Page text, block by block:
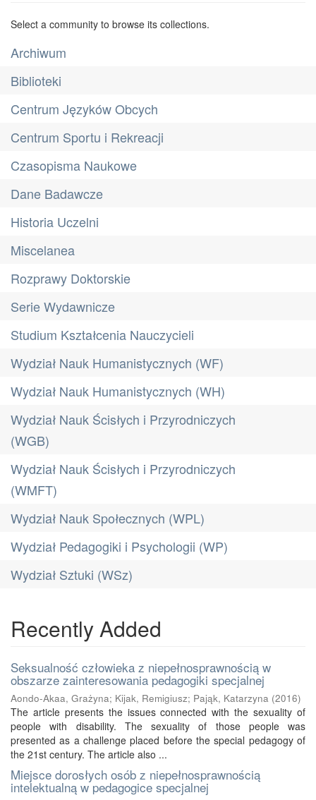
Select a community to browse its collections.
Archiwum
Biblioteki
Centrum Języków Obcych
Centrum Sportu i Rekreacji
Czasopisma Naukowe
Dane Badawcze
Historia Uczelni
Miscelanea
Rozprawy Doktorskie
Serie Wydawnicze
Studium Kształcenia Nauczycieli
Wydział Nauk Humanistycznych (WF)
Wydział Nauk Humanistycznych (WH)
Wydział Nauk Ścisłych i Przyrodniczych
(WGB)
Wydział Nauk Ścisłych i Przyrodniczych
(WMFT)
Wydział Nauk Społecznych (WPL)
Wydział Pedagogiki i Psychologii (WP)
Wydział Sztuki (WSz)
Recently Added
Seksualność człowieka z niepełnosprawnością w
obszarze zainteresowania pedagogiki specjalnej
Aondo-Akaa, Grażyna; Kijak, Remigiusz; Pająk, Katarzyna (2016)
The article presents the issues connected with the sexuality of
people with disability. The sexuality of those people was
presented as a challenge placed before the special pedagogy of
the 21st century. The article also ...
Miejsce dorosłych osób z niepełnosprawnością
intelektualną w pedagogice specjalnej